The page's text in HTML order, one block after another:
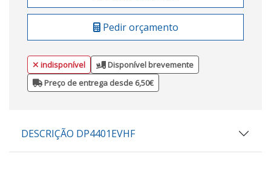
Pedir orçamento
indisponível
Disponível brevemente
Preço de entrega desde 6,50€
DESCRIÇÃO DP4401EVHF